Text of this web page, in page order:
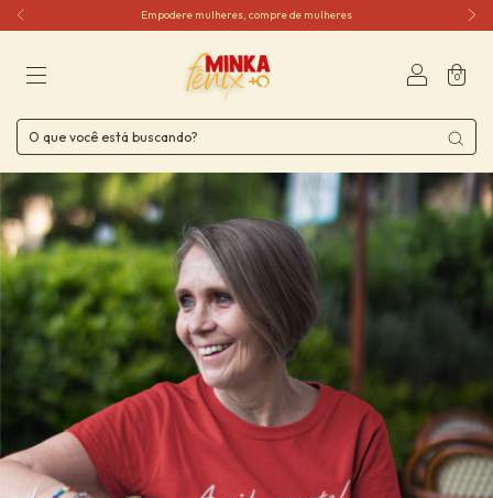
Empodere mulheres, compre de mulheres
0